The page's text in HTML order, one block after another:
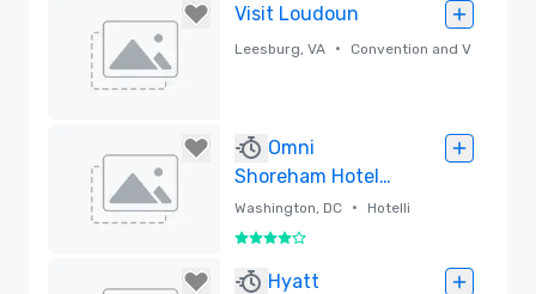
Visit Loudoun
Leesburg, VA •
Convention and V
Omni
Shoreham Hotel
Washington D.C.
Washington, DC • Hotelli
4 / 5
Hyatt